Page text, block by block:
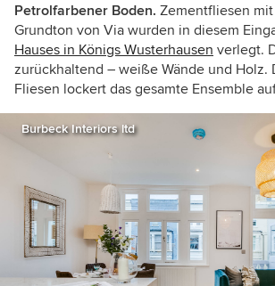
Petrolfarbener Boden. Zementfliesen
Grundton von Via wurden in diesem
Hauses in Königs Wusterhausen verlegt.
zurückhaltend – weiße Wände und Holz.
Fliesen lockert das gesamte Ensemble
Burbeck Interiors ltd